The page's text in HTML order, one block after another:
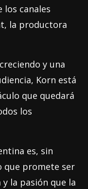
los canales
la productora
y una
Korn está
que quedará
los
es, sin
que promete ser
la pasión que la